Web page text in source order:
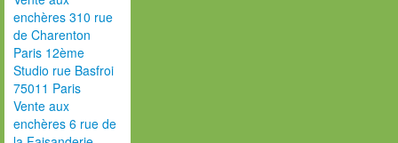
enchères 310 rue
de Charenton
Paris 12ème
Studio rue Basfroi
75011 Paris
Vente aux
enchères 6 rue de